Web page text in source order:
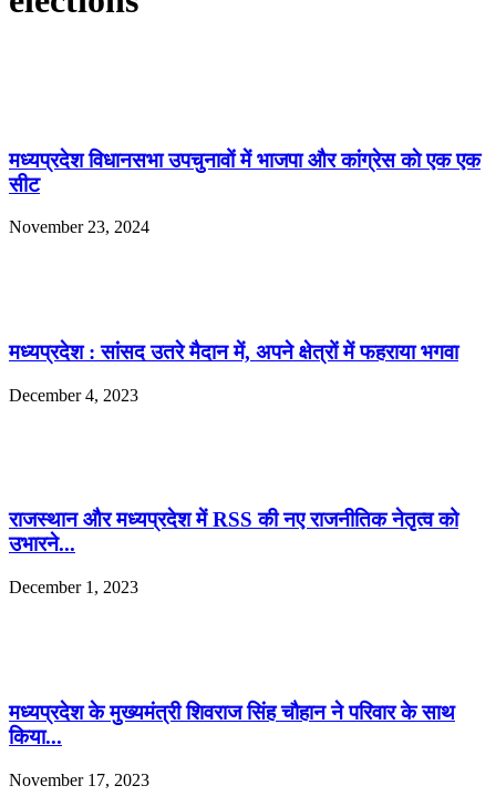
मध्यप्रदेश विधानसभा उपचुनावों में भाजपा और कांग्रेस काे एक एक
सीट
November 23, 2024
मध्यप्रदेश : सांसद उतरे मैदान में, अपने क्षेत्रों में फहराया भगवा
December 4, 2023
राजस्थान और मध्यप्रदेश में RSS की नए राजनीतिक नेतृत्व को
उभारने...
December 1, 2023
मध्यप्रदेश के मुख्यमंत्री शिवराज सिंह चौहान ने परिवार के साथ
किया...
November 17, 2023